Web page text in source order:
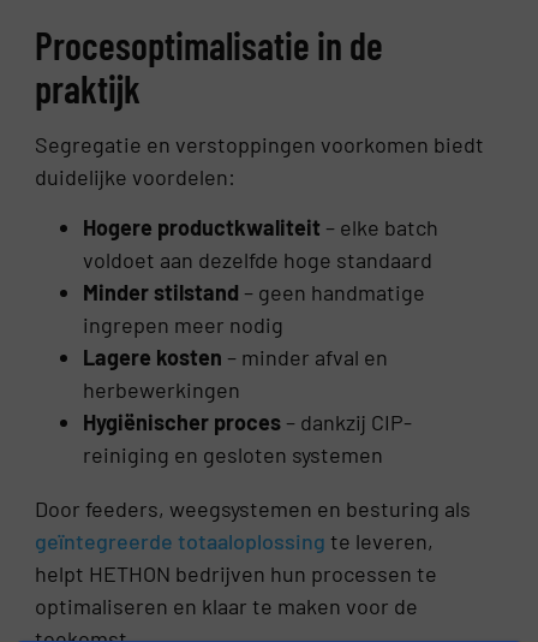
Procesoptimalisatie in de
praktijk
Segregatie en verstoppingen voorkomen biedt
duidelijke voordelen:
Hogere productkwaliteit – elke batch
voldoet aan dezelfde hoge standaard
Minder stilstand – geen handmatige
ingrepen meer nodig
Lagere kosten – minder afval en
herbewerkingen
Hygiënischer proces – dankzij CIP-
reiniging en gesloten systemen
Door feeders, weegsystemen en besturing als
geïntegreerde totaaloplossing te leveren,
helpt HETHON bedrijven hun processen te
optimaliseren en klaar te maken voor de